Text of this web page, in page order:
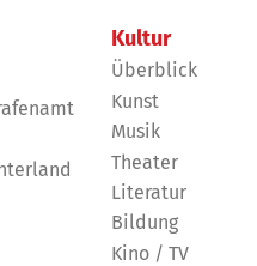
Kultur
Überblick
Kunst
Musik
Theater
Literatur
Bildung
Kino / TV